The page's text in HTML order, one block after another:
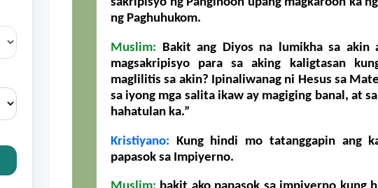
ng Paghuhukom.
Muslim: Bakit ang Diyos na lumikha sa akin
magsakripisyo para sa aking kaligtasan
maglilitis sa akin? Ipinaliwanag ni Hesus sa
sa iyong mga salita ikaw ay magiging banal, at
hahatulan ka.”
Kristiyano: Kung hindi mo tatanggapin ang
papasok sa Impiyerno.